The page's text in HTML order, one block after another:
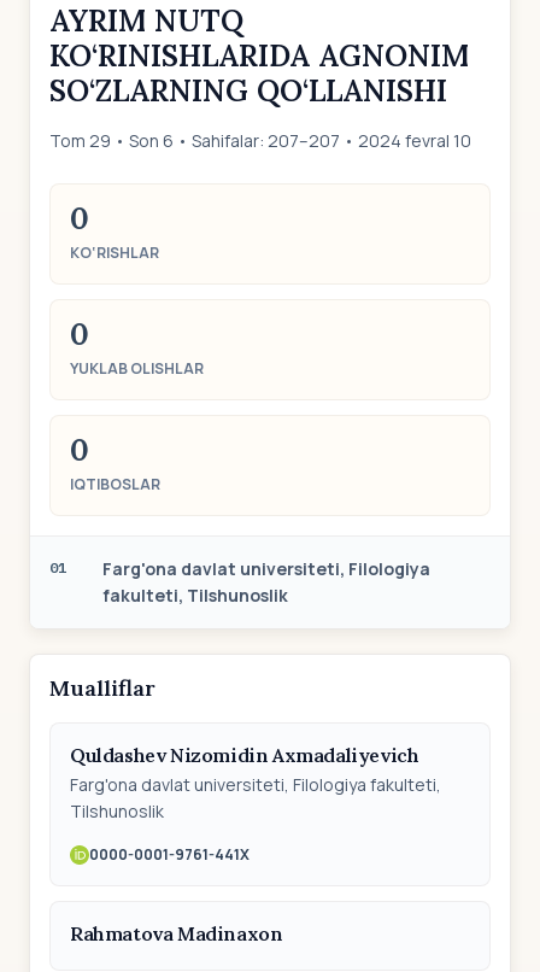
AYRIM NUTQ
KO‘RINISHLARIDA AGNONIM
SO‘ZLARNING QO‘LLANISHI
Tom 29 • Son 6 • Sahifalar: 207–207 • 2024 fevral 10
0
KO‘RISHLAR
0
YUKLAB OLISHLAR
0
IQTIBOSLAR
01
Farg'ona davlat universiteti, Filologiya
fakulteti, Tilshunoslik
Mualliflar
Quldashev Nizomidin Axmadaliyevich
Farg'ona davlat universiteti, Filologiya fakulteti,
Tilshunoslik
0000-0001-9761-441X
Rahmatova Madinaxon